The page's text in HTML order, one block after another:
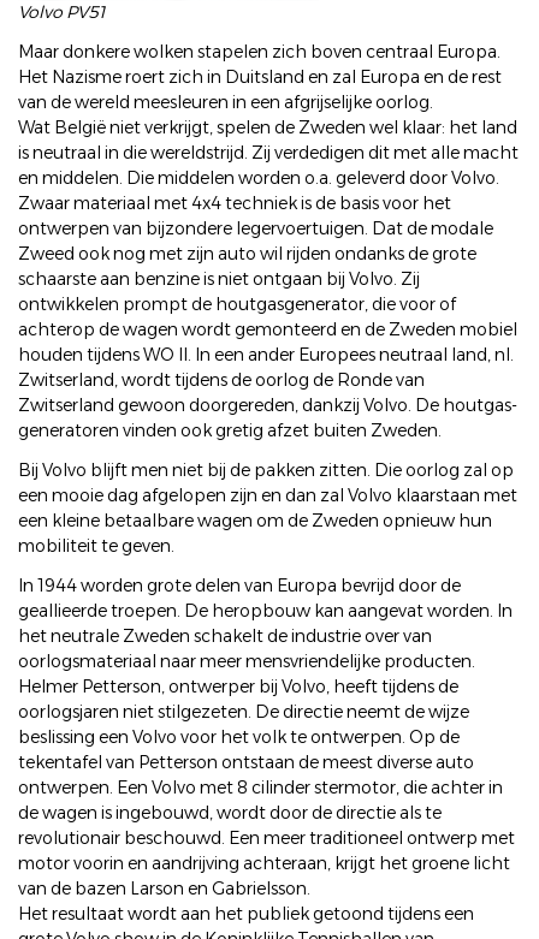
Volvo PV51
Maar donkere wolken stapelen zich boven centraal Europa.
Het Nazisme roert zich in Duitsland en zal Europa en de rest
van de wereld meesleuren in een afgrijselijke oorlog.
Wat België niet verkrijgt, spelen de Zweden wel klaar: het land
is neutraal in die wereldstrijd. Zij verdedigen dit met alle macht
en middelen. Die middelen worden o.a. geleverd door Volvo.
Zwaar materiaal met 4x4 techniek is de basis voor het
ontwerpen van bijzondere legervoertuigen. Dat de modale
Zweed ook nog met zijn auto wil rijden ondanks de grote
schaarste aan benzine is niet ontgaan bij Volvo. Zij
ontwikkelen prompt de houtgasgenerator, die voor of
achterop de wagen wordt gemonteerd en de Zweden mobiel
houden tijdens WO II. In een ander Europees neutraal land, nl.
Zwitserland, wordt tijdens de oorlog de Ronde van
Zwitserland gewoon doorgereden, dankzij Volvo. De houtgas-
generatoren vinden ook gretig afzet buiten Zweden.
Bij Volvo blijft men niet bij de pakken zitten. Die oorlog zal op
een mooie dag afgelopen zijn en dan zal Volvo klaarstaan met
een kleine betaalbare wagen om de Zweden opnieuw hun
mobiliteit te geven.
In 1944 worden grote delen van Europa bevrijd door de
geallieerde troepen. De heropbouw kan aangevat worden. In
het neutrale Zweden schakelt de industrie over van
oorlogsmateriaal naar meer mensvriendelijke producten.
Helmer Petterson, ontwerper bij Volvo, heeft tijdens de
oorlogsjaren niet stilgezeten. De directie neemt de wijze
beslissing een Volvo voor het volk te ontwerpen. Op de
tekentafel van Petterson ontstaan de meest diverse auto
ontwerpen. Een Volvo met 8 cilinder stermotor, die achter in
de wagen is ingebouwd, wordt door de directie als te
revolutionair beschouwd. Een meer traditioneel ontwerp met
motor voorin en aandrijving achteraan, krijgt het groene licht
van de bazen Larson en Gabrielsson.
Het resultaat wordt aan het publiek getoond tijdens een